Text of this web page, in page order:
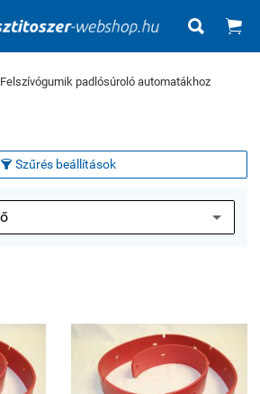
 
Felszívógumik padlósúroló automatákhoz
 Szűrés beállítások